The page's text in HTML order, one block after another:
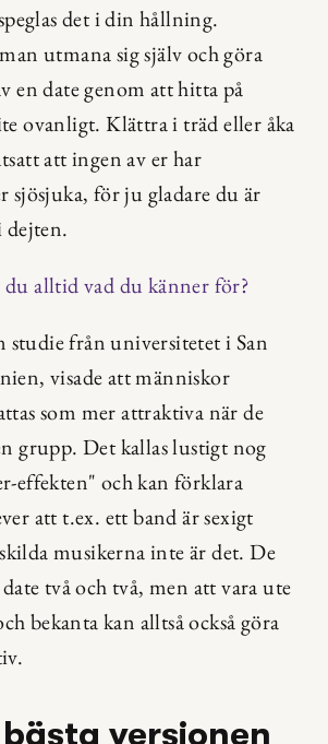
det i din hållning.
utmana sig själv och göra
en date genom att hitta på
ovanligt. Klättra i träd eller åka
att ingen av er har
sjösjuka, för ju gladare du är
dejten.
du alltid vad du känner för?
studie från universitetet i San
visade att människor
som mer attraktiva när de
grupp. Det kallas lustigt nog
effekten" och kan förklara
att t.ex. ett band är sexigt
musikerna inte är det. De
två och två, men att vara ute
bekanta kan alltså också göra
bästa versionen